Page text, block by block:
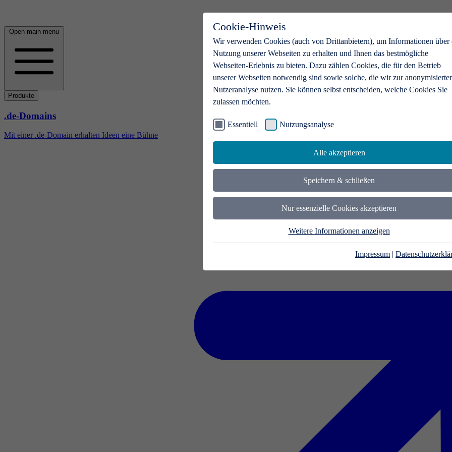
Cookie-Hinweis
Wir verwenden Cookies (auch von Drittanbietern), um Informationen über
Nutzung unserer Webseiten zu erhalten und Ihnen das bestmögliche
Webseiten-Erlebnis zu bieten. Dazu zählen Cookies, die für den Betrieb
unserer Webseiten notwendig sind sowie solche, die wir zur
Nutzeranalyse nutzen. Sie können selbst entscheiden, welche Cookies Sie
zulassen möchten.
Essentiell Nutzungsanalyse
Alle akzeptieren
Speichern & schließen
Nur essenzielle Cookies akzeptieren
Weitere Informationen anzeigen
Impressum |
Open main menu
Produkte
.de-Domains
Mit einer .de-Domain erhalten Ideen eine Bühne